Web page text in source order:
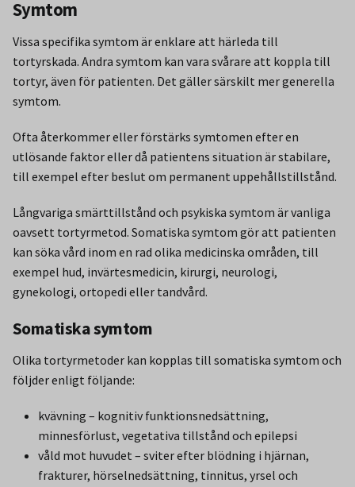
Symtom
Vissa specifika symtom är enklare att härleda till
tortyrskada. Andra symtom kan vara svårare att koppla till
tortyr, även för patienten. Det gäller särskilt mer generella
symtom.
Ofta återkommer eller förstärks symtomen efter en
utlösande faktor eller då patientens situation är stabilare,
till exempel efter beslut om permanent uppehållstillstånd.
Långvariga smärttillstånd och psykiska symtom är vanliga
oavsett tortyrmetod. Somatiska symtom gör att patienten
kan söka vård inom en rad olika medicinska områden, till
exempel hud, invärtesmedicin, kirurgi, neurologi,
gynekologi, ortopedi eller tandvård.
Somatiska symtom
Olika tortyrmetoder kan kopplas till somatiska symtom och
följder enligt följande:
kvävning – kognitiv funktionsnedsättning,
minnesförlust, vegetativa tillstånd och epilepsi
våld mot huvudet – sviter efter blödning i hjärnan,
frakturer, hörselnedsättning, tinnitus, yrsel och